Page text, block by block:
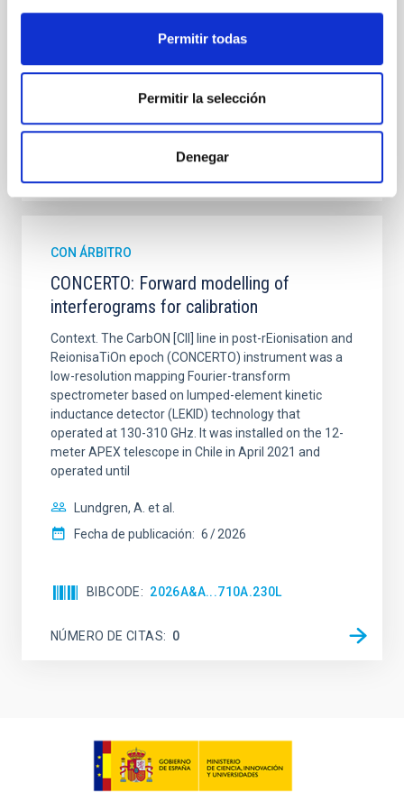
Permitir todas
Permitir la selección
Denegar
sky background level
Shalyapin, V. N. et al.
Fecha de publicación: 6 2026
BIBCODE 2026A&A...710A..70S
CON ÁRBITRO
CONCERTO: Forward modelling of
interferograms for calibration
Context. The CarbON [CII] line in post-rEionisation and
ReionisaTiOn epoch (CONCERTO) instrument was a
low-resolution mapping Fourier-transform
spectrometer based on lumped-element kinetic
inductance detector (LEKID) technology that
operated at 130-310 GHz. It was installed on the 12-
meter APEX telescope in Chile in April 2021 and
operated until
Lundgren, A. et al.
Fecha de publicación: 6 2026
BIBCODE 2026A&A...710A.230L
NÚMERO DE CITAS 0